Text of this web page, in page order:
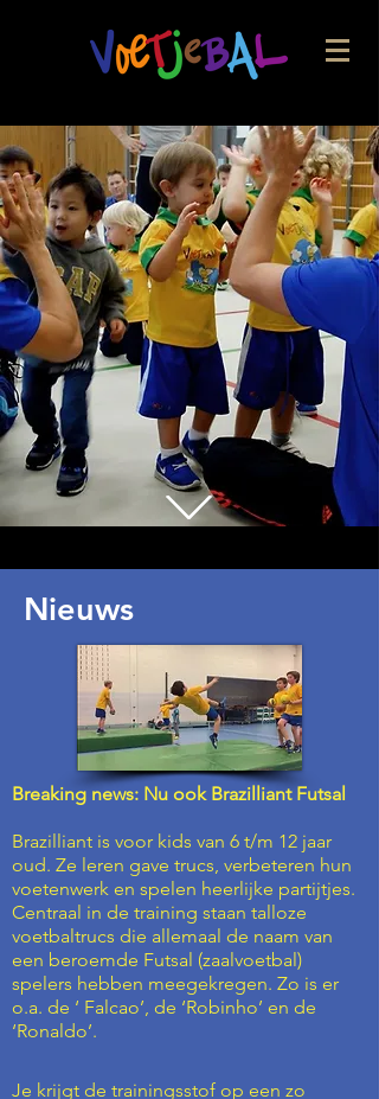
Nieuws
Breaking news: Nu ook Brazilliant Futsal
Brazilliant is voor kids van 6 t/m 12 jaar
oud. Ze leren gave trucs, verbeteren hun
voetenwerk en spelen heerlijke partijtjes.
Centraal in de training staan talloze
voetbaltrucs die allemaal de naam van
een beroemde Futsal (zaalvoetbal)
spelers hebben meegekregen. Zo is er
o.a. de ‘ Falcao’, de ‘Robinho’ en de
‘Ronaldo’.
Je krijgt de trainingsstof op een zo